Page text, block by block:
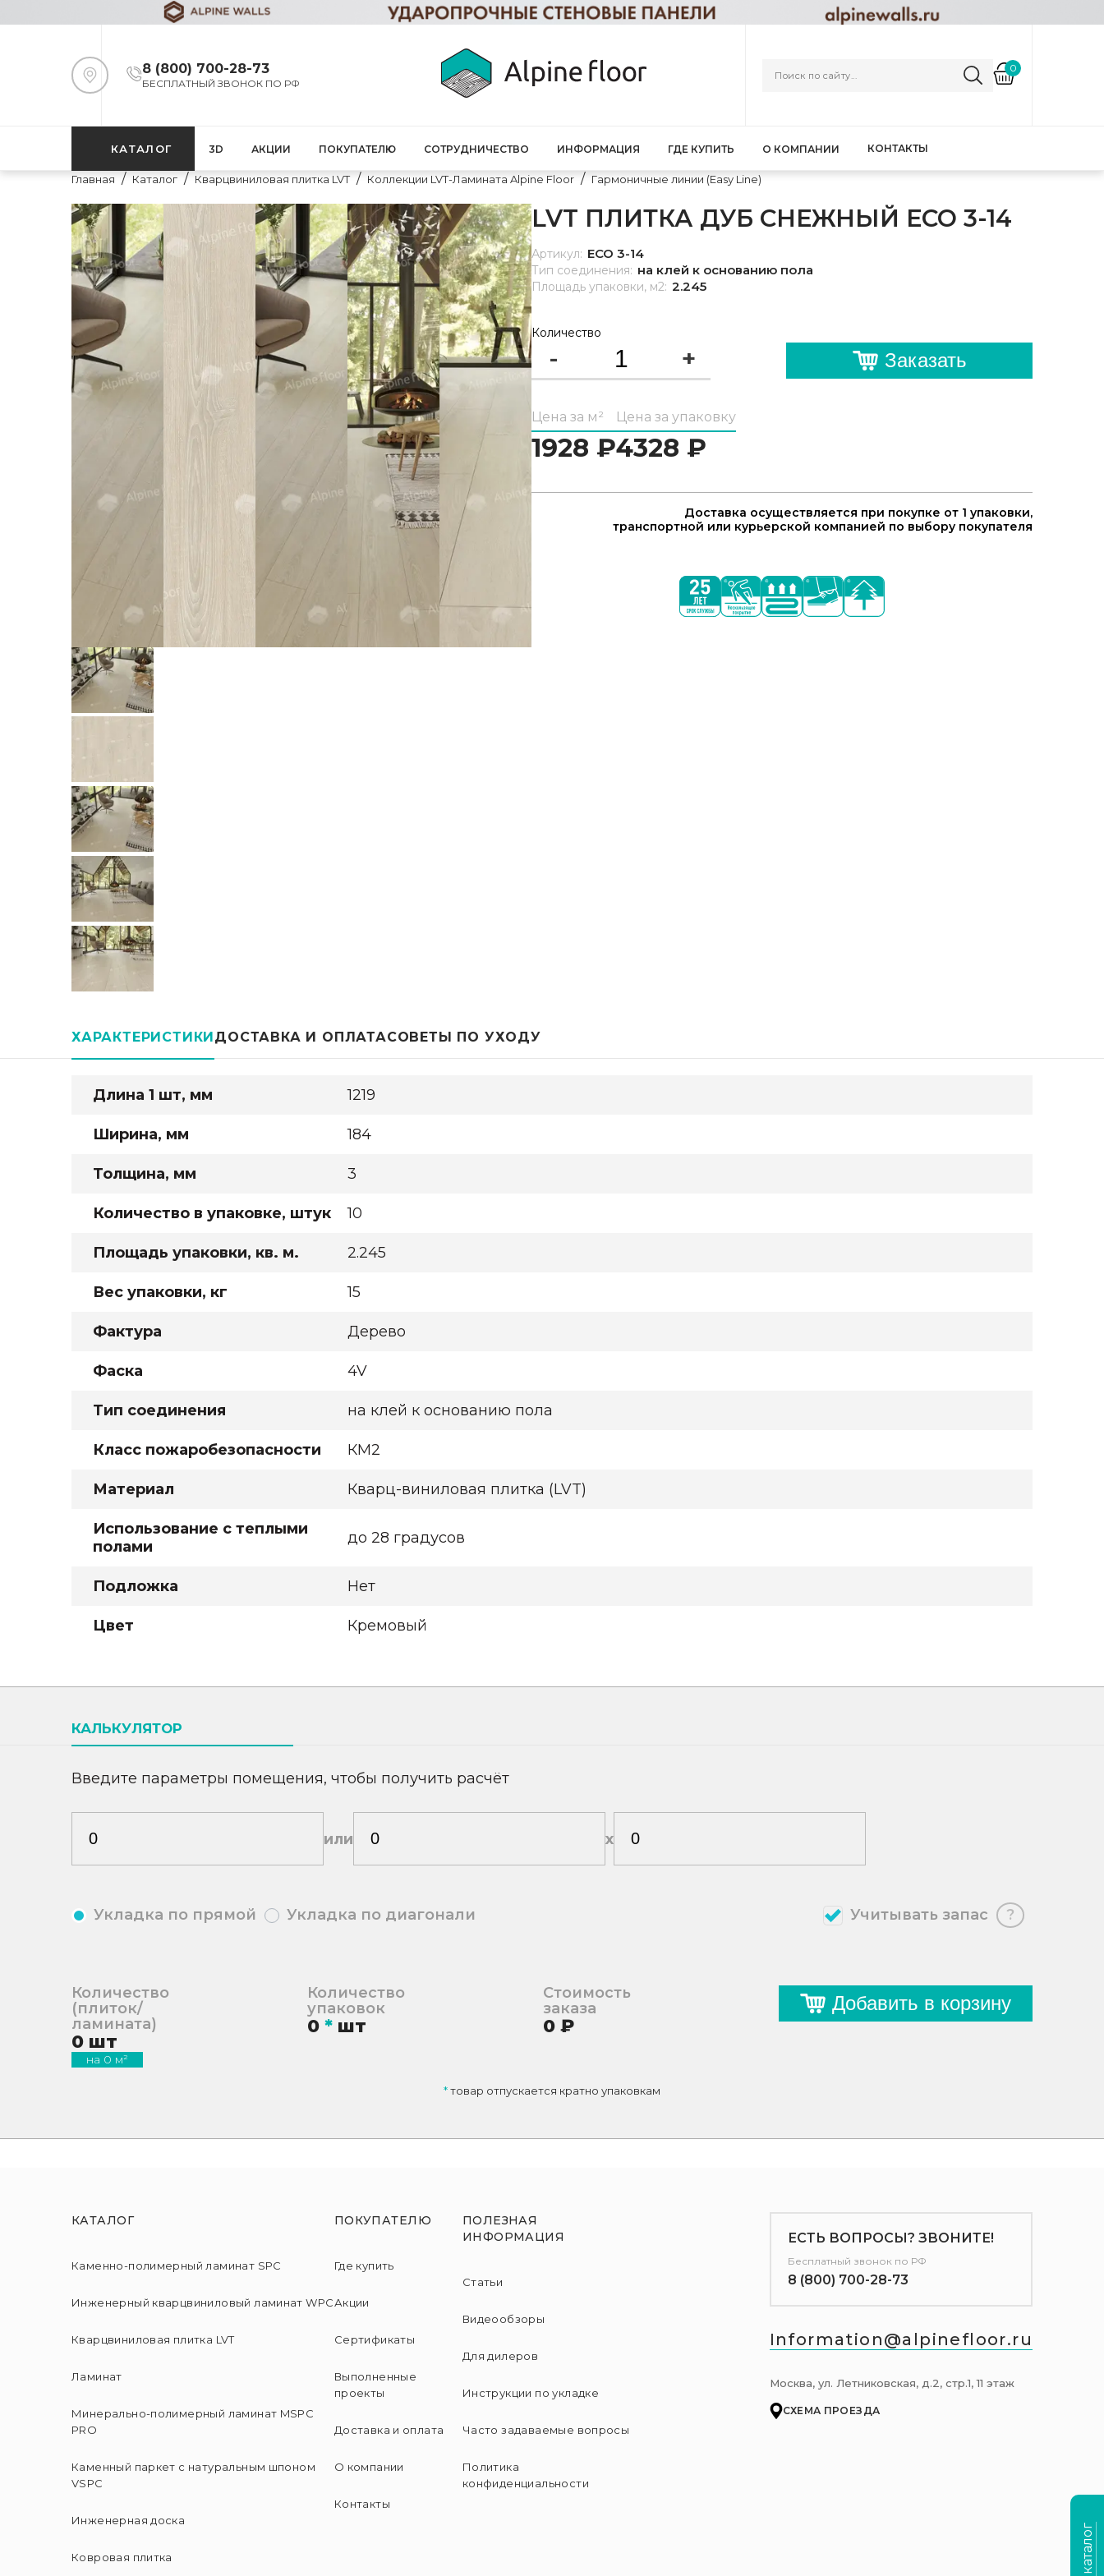
8 (800) 700-28-73
БЕСПЛАТНЫЙ ЗВОНОК ПО РФ
0
КАТАЛОГ 3D АКЦИИ ПОКУПАТЕЛЮ СОТРУДНИЧЕСТВО ИНФОРМАЦИЯ ГДЕ КУПИТЬ О КОМПАНИИ КОНТАКТЫ
Главная Каталог Кварцвиниловая плитка LVT Коллекции LVT-Ламината Alpine Floor Гармоничные линии (Easy Line)
LVT ПЛИТКА ДУБ СНЕЖНЫЙ ECO 3-14
Артикул: ECO 3-14
Тип соединения: на клей к основанию пола
Площадь упаковки, м2: 2.245
Количество
- + Заказать
Цена за м²
1928 ₽
Цена за упаковку
4328 ₽
Доставка осуществляется при покупке от 1 упаковки,
транспортной или курьерской компанией по выбору покупателя
ХАРАКТЕРИСТИКИДОСТАВКА И ОПЛАТАСОВЕТЫ ПО УХОДУ
Длина 1 шт, мм 1219
Ширина, мм 184
Толщина, мм 3
Количество в упаковке, штук 10
Площадь упаковки, кв. м. 2.245
Вес упаковки, кг 15
Фактура Дерево
Фаска 4V
Тип соединения на клей к основанию пола
Класс пожаробезопасности КМ2
Материал Кварц-виниловая плитка (LVT)
Использование с теплыми
полами
до 28 градусов
Подложка Нет
Цвет Кремовый
КАЛЬКУЛЯТОР
Введите параметры помещения, чтобы получить расчёт
или х
Укладка по прямой Укладка по диагонали Учитывать запас ?
Количество
(плиток/
ламината)
0 шт
на 0 м²
Количество
упаковок
0 * шт
Стоимость
заказа
0 ₽
Добавить в корзину
*товар отпускается кратно упаковкам
КАТАЛОГ
Каменно-полимерный ламинат SPC
Инженерный кварцвиниловый ламинат WPC
Кварцвиниловая плитка LVT
Ламинат
Минерально-полимерный ламинат MSPC
PRO
Каменный паркет с натуральным шпоном
VSPC
Инженерная доска
Ковровая плитка
ПОКУПАТЕЛЮ
Где купить
Акции
Сертификаты
Выполненные
проекты
Доставка и оплата
О компании
Контакты
ПОЛЕЗНАЯ
ИНФОРМАЦИЯ
Статьи
Видеообзоры
Для дилеров
Инструкции по укладке
Часто задаваемые вопросы
Политика
конфиденциальности
ЕСТЬ ВОПРОСЫ? ЗВОНИТЕ!
Бесплатный звонок по РФ
8 (800) 700-28-73
Information@alpinefloor.ru
Москва, ул. Летниковская, д.2, стр.1, 11 этаж
СХЕМА ПРОЕЗДА